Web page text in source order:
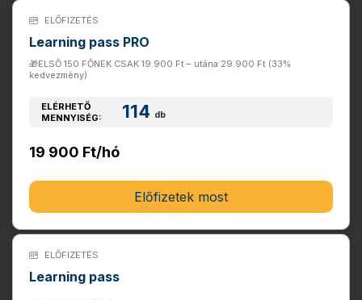
ELŐFIZETÉS
Learning pass PRO
🎁ELSŐ 150 FŐNEK CSAK 19.900 Ft – utána 29.900 Ft (33%
kedvezmény)
ELÉRHETŐ
MENNYISÉG:
114 db
19 900 Ft/hó
Előfizetek most
ELŐFIZETÉS
Learning pass